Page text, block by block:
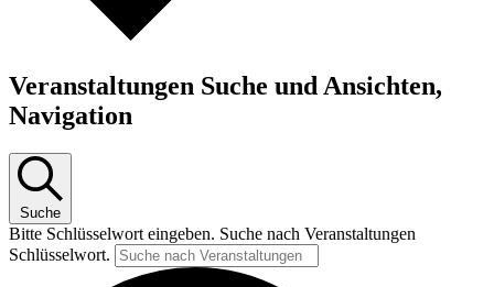
Veranstaltungen Suche und Ansichten,
Navigation
Suche
Bitte Schlüsselwort eingeben. Suche nach Veranstaltungen
Schlüsselwort.